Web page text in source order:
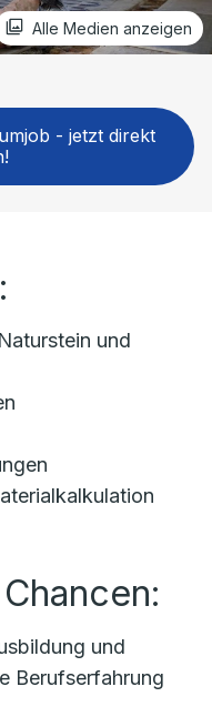
Alle Medien anzeigen
- jetzt direkt
und
und
Berufserfahrung